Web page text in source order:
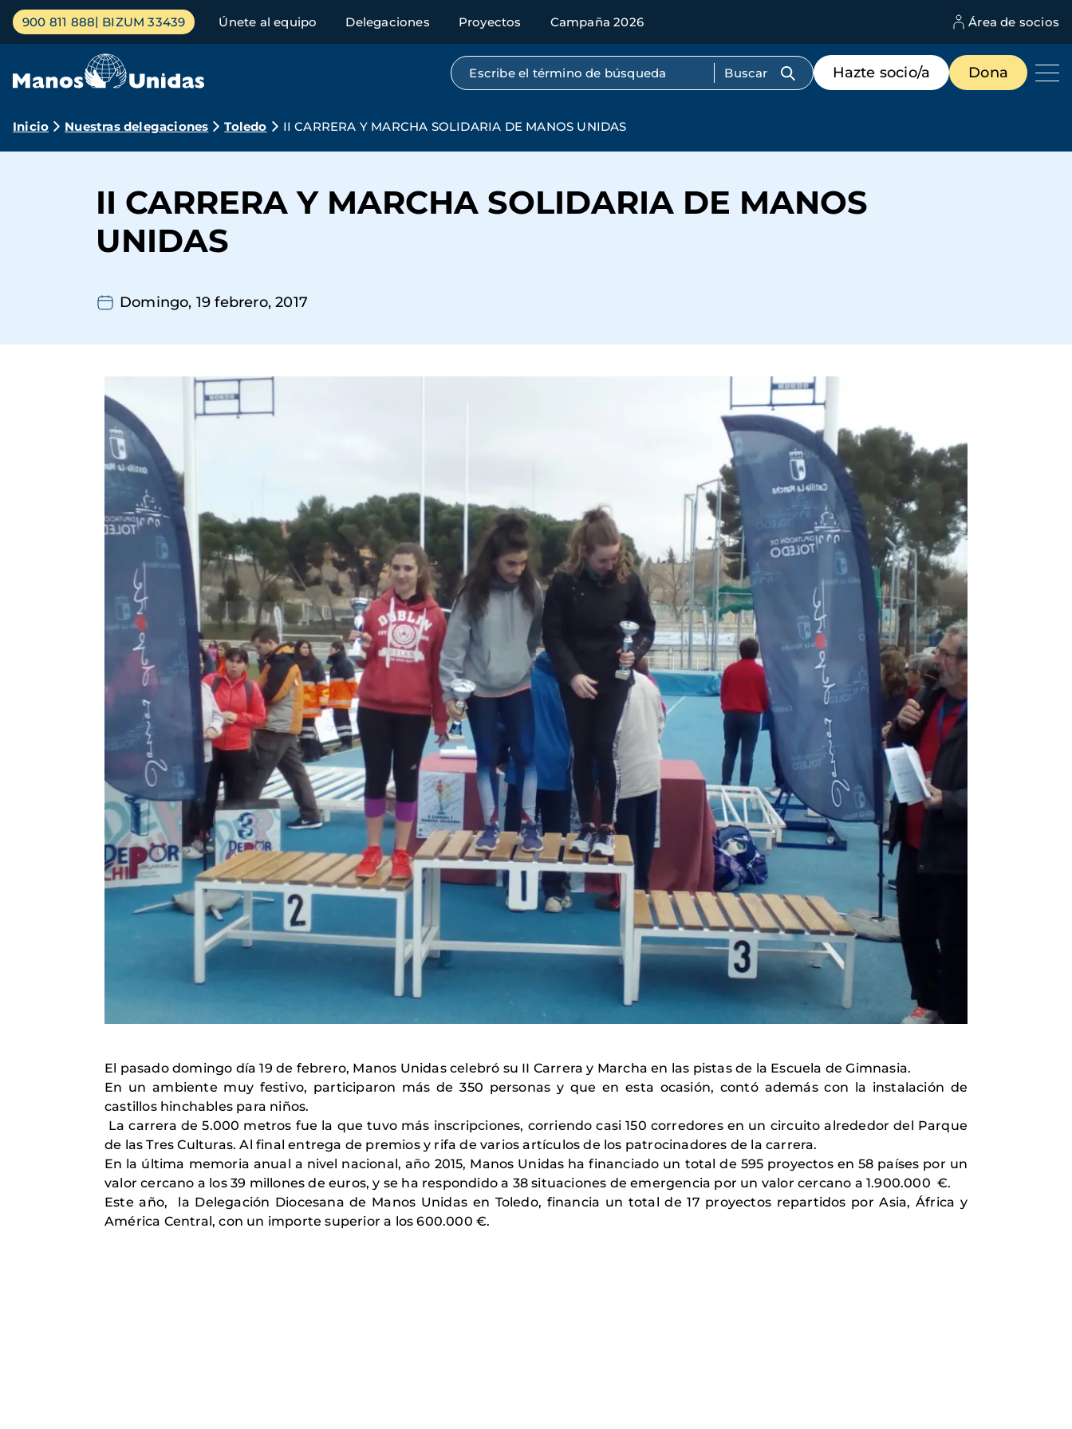
Pasar
contenido
Menú
principal
900 811 888 BIZUM 33439 Únete al equipo Delegaciones Proyectos Campaña 2026 Área de socios
Búsqueda por texto completo
Menú
de
destacados
Hazte socio/a Dona
Ruta
navegación
Inicio Nuestras delegaciones Toledo II CARRERA Y MARCHA SOLIDARIA DE MANOS UNIDAS
II CARRERA Y MARCHA SOLIDARIA DE MANOS
UNIDAS
Domingo, 19 febrero, 2017
El pasado domingo día 19 de febrero, Manos Unidas celebró su II Carrera y Marcha en las pistas de la Escuela de Gimnasia.
En un ambiente muy festivo, participaron más de 350 personas y que en esta ocasión, contó además con la instalación de
castillos hinchables para niños.
La carrera de 5.000 metros fue la que tuvo más inscripciones, corriendo casi 150 corredores en un circuito alrededor del Parque
de las Tres Culturas. Al final entrega de premios y rifa de varios artículos de los patrocinadores de la carrera.
En la última memoria anual a nivel nacional, año 2015, Manos Unidas ha financiado un total de 595 proyectos en 58 países por un
valor cercano a los 39 millones de euros, y se ha respondido a 38 situaciones de emergencia por un valor cercano a 1.900.000 €.
Este año, la Delegación Diocesana de Manos Unidas en Toledo, financia un total de 17 proyectos repartidos por Asia, África y
América Central, con un importe superior a los 600.000 €.